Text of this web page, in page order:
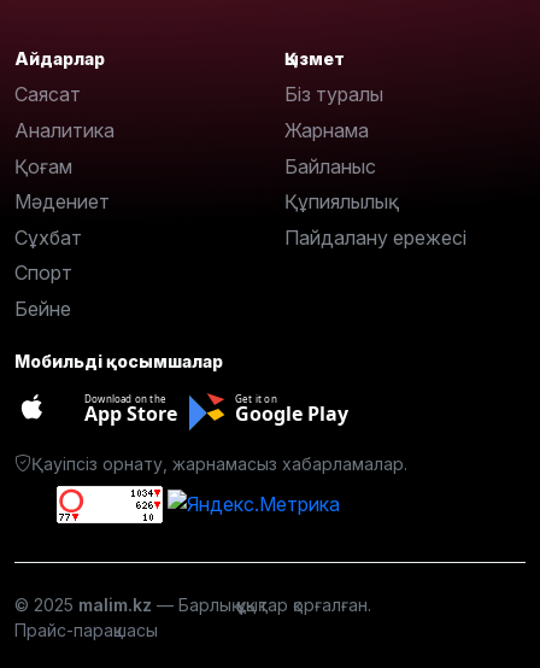
Айдарлар
Саясат
Аналитика
Қоғам
Мәдениет
Сұхбат
Спорт
Бейне
Қызмет
Біз туралы
Жарнама
Байланыс
Құпиялылық
Пайдалану ережесі
Мобильді қосымшалар
Download on the
App Store
Get it on
Google Play
Қауіпсіз орнату, жарнамасыз хабарламалар.
© 2025 malim.kz — Барлық құқықтар қорғалған.
Прайс-парақшасы